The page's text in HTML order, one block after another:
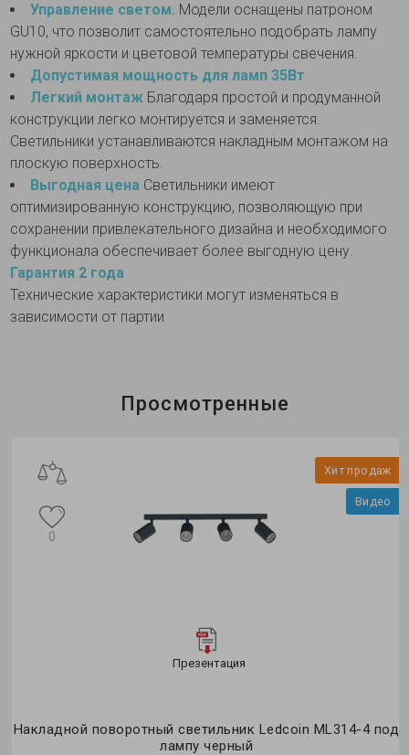
Управление светом. Модели оснащены патроном
GU10, что позволит самостоятельно подобрать лампу
нужной яркости и цветовой температуры свечения.
Допустимая мощность для ламп 35Вт
Легкий монтаж Благодаря простой и продуманной
конструкции легко монтируется и заменяется.
Светильники устанавливаются накладным монтажом на
плоскую поверхность.
Выгодная цена Светильники имеют
оптимизированную конструкцию, позволяющую при
сохранении привлекательного дизайна и необходимого
функционала обеспечивает более выгодную цену.
Гарантия 2 года
Технические характеристики могут изменяться в
зависимости от партии
Просмотренные
Хит продаж
Видео
Презентация
Накладной поворотный светильник Ledcoin ML314-4 под
лампу черный
0